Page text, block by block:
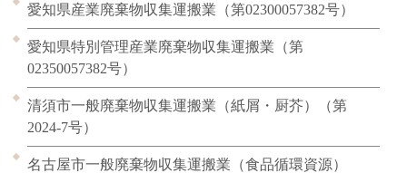
愛知県産業廃棄物収集運搬業（第02300057382号）
愛知県特別管理産業廃棄物収集運搬業（第
02350057382号）
清須市一般廃棄物収集運搬業（紙屑・厨芥）（第
2024-7号）
名古屋市一般廃棄物収集運搬業（食品循環資源）